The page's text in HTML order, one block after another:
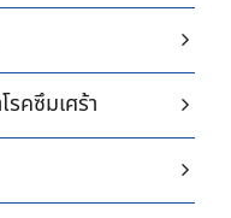
รคซึมเศร้า